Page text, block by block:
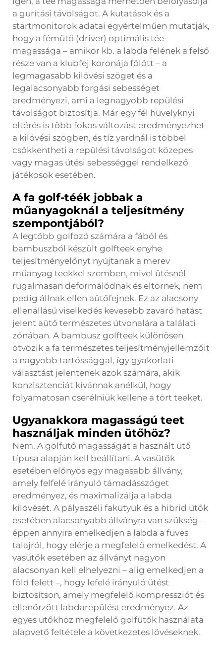
a gurítási távolságot. A kutatások és a
startmonitorok adatai egyértelműen mutatják,
hogy a fémütő (driver) optimális tée-
magassága – amikor kb. a labda felének a felső
része van a klubfej koronája fölött – a
legmagasabb kilövési szöget és a
legalacsonyabb forgási sebességet
eredményezi, ami a legnagyobb repülési
távolságot biztosítja. Már egy fél hüvelyknyi
eltérés is több fokos változást eredményezhet
a kilövési szögben, és tíz yardnál is többel
csökkentheti a repülési távolságot közepes
vagy magas ütési sebességgel rendelkező
játékosok esetében.
A fa golf-téék jobbak a
műanyagoknál a teljesítmény
szempontjából?
A legtöbb golfozó számára a fából és
bambuszból készült golfteek enyhe
teljesítményelőnyt nyújtanak a merev
műanyag teekkel szemben, mivel ütésnél
rugalmasan deformálódnak és eltörnek, nem
pedig állnak ellen aütőfejnek. Ez az alacsony
ellenállású viselkedés kevesebb zavaró hatást
jelent aütő természetes útvonalára a találati
zónában. A bambusz golfteek különösen
ötvözik a fa természetes teljesítményjellemzőit
a nagyobb tartóssággal, így gyakorlati
választást jelentenek azok számára, akik
konzisztenciát kívánnak anélkül, hogy
folyamatosan cserélniük kellene a tört teeket.
Ugyanakkora magasságú teet
használjak minden ütőhöz?
Nem. A golfütő magasságát a használt ütő
típusa alapján kell beállítani. A vasütők
esetében előnyös egy magasabb állvány,
amely felfelé irányuló támadásszöget
eredményez, és maximalizálja a labda
kilövését. A pályaszéli fakütyük és a hibrid ütők
esetében alacsonyabb állványra van szükség –
éppen annyira emelkedjen a labda a füves
talajról, hogy elérje a megfelelő emelkedést. A
vasütők esetében az állványt nagyon
alacsonyan kell elhelyezni – alig emelkedjen a
föld felett –, hogy lefelé irányuló ütést
biztosítson, amely megfelelő kompressziót és
ellenőrzött labdarepülést eredményez. Az
egyes ütőkhöz megfelelő golfütők használata
alapvető feltétele a következetes lövéseknek.